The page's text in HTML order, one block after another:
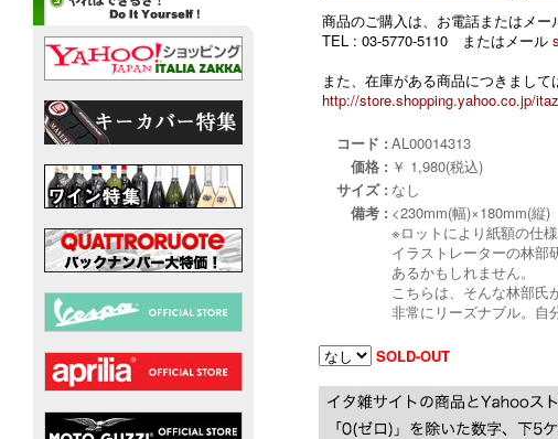
商品のご購入は、お電話またはメー
TEL : 03-5770-5110 またはメール
また、在庫がある商品につきまして
http://store.shopping.yahoo.co.jp/
コード : AL00014313
価格 : ￥ 1,980(税込)
サイズ : なし
備考 : <230mm(幅)×180mm(縦)
※ロットにより紙額の仕
イラストレーターの林
あるかもしれません。
こちらは、そんな林部氏
非常にリーズナブル。自
SOLD-OUT